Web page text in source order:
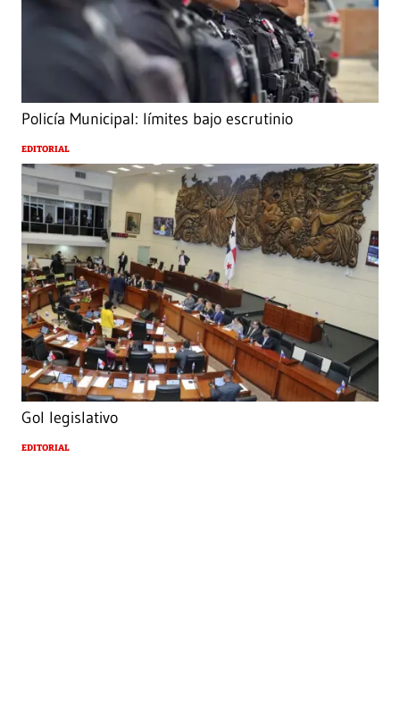
Policía Municipal: límites bajo escrutinio
EDITORIAL
Gol legislativo
EDITORIAL